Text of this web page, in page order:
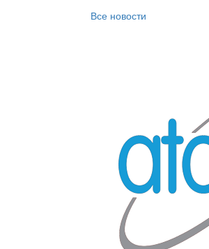
Все новости